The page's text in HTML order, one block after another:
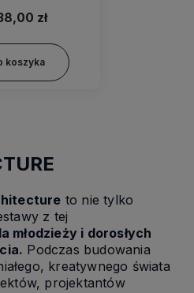
zł
koszyka
to nie tylko
z tej
młodzieży i dorosłych
Podczas budowania
kreatywnego świata
projektantów